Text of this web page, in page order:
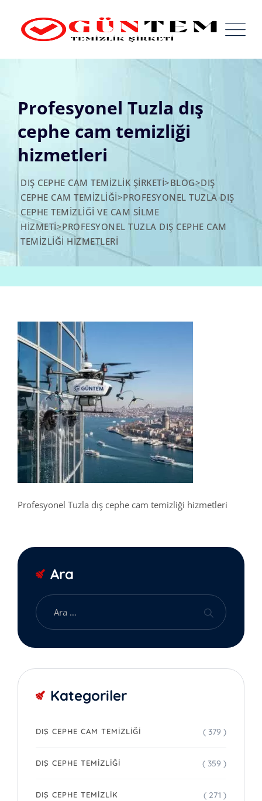
content
Profesyonel Tuzla dış
cephe cam temizliği
hizmetleri
DIŞ CEPHE CAM TEMIZLIK ŞIRKETI>BLOG>DIŞ
CEPHE CAM TEMIZLIĞI>PROFESYONEL TUZLA DIŞ
CEPHE TEMIZLIĞI VE CAM SILME
HIZMETI>PROFESYONEL TUZLA DIŞ CEPHE CAM
TEMIZLIĞI HIZMETLERI
Profesyonel Tuzla dış cephe cam temizliği hizmetleri
Ara
Kategoriler
DIŞ CEPHE CAM TEMIZLIĞI ( 379 )
DIŞ CEPHE TEMIZLIĞI ( 359 )
DIŞ CEPHE TEMIZLIK ( 271 )